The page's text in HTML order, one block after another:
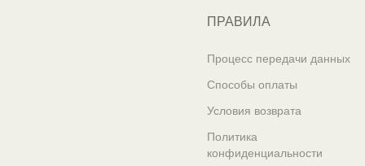
ПРАВИЛА
Процесс передачи данных
Способы оплаты
Условия возврата
Политика
конфиденциальности